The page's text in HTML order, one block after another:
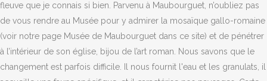
fleuve que je connais si bien. Parvenu à Maubourguet, n’oubliez pas
de vous rendre au Musée pour y admirer la mosaïque gallo-romaine
(voir notre page Musée de Maubourguet dans ce site) et de pénétrer
à l’intérieur de son église, bijou de l’art roman. Nous savons que le
changement est parfois difficile. Il nous fournit l'eau et les granulats, il